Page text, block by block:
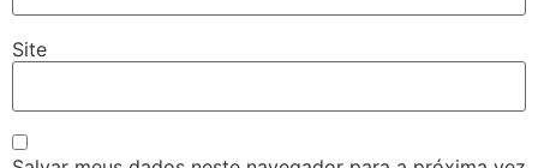
Site